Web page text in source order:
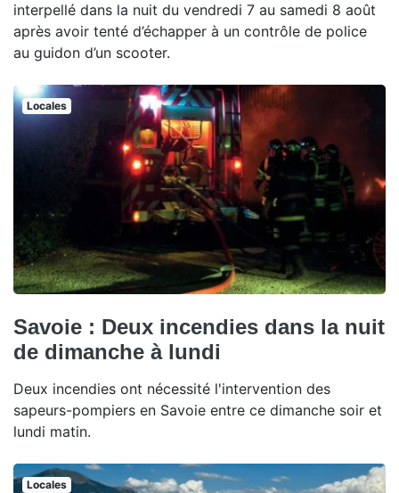
interpellé dans la nuit du vendredi 7 au samedi 8 août
après avoir tenté d’échapper à un contrôle de police
au guidon d’un scooter.
Locales
Savoie : Deux incendies dans la nuit
de dimanche à lundi
Deux incendies ont nécessité l'intervention des
sapeurs-pompiers en Savoie entre ce dimanche soir et
lundi matin.
Locales